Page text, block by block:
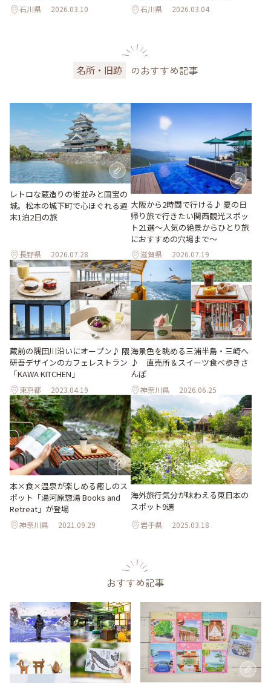
石川県 2026.03.10 石川県 2026.03.04
名所・旧跡 のおすすめ記事
レトロな蔵造りの街並みと国宝の
城。松本の城下町で心ほぐれる週
末1泊2日の旅
長野県 2026.07.28
大阪から2時間で行ける♪ 夏の日
帰り旅で行きたい関西観光スポッ
ト21選～人気の絶景からひとり旅
におすすめの穴場まで～
滋賀県 2026.07.19
蔵前の隅田川沿いにオープン♪ 隈
研吾デザインのカフェレストラン
「KAWA KITCHEN」
東京都 2023.04.19
海景色を眺める三浦半島・三崎へ
♪ 直売所＆スイーツ食べ歩きさ
んぽ
神奈川県 2026.06.25
本×食×温泉が楽しめる癒しのス
ポット「湯河原惣湯 Books and
Retreat」が登場
神奈川県 2021.09.29
海外旅行気分が味わえる東日本の
スポット9選
岩手県 2025.03.18
おすすめ記事